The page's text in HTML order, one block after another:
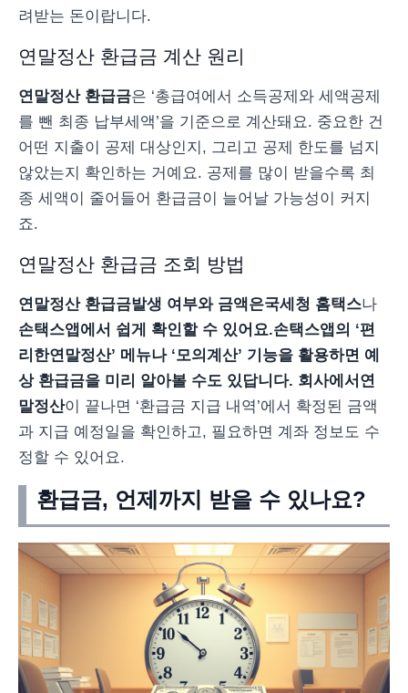
려받는 돈이랍니다.
연말정산 환급금 계산 원리
연말정산 환급금은 ‘총급여에서 소득공제와 세액공제
를 뺀 최종 납부세액’을 기준으로 계산돼요. 중요한 건
어떤 지출이 공제 대상인지, 그리고 공제 한도를 넘지
않았는지 확인하는 거예요. 공제를 많이 받을수록 최
종 세액이 줄어들어 환급금이 늘어날 가능성이 커지
죠.
연말정산 환급금 조회 방법
연말정산 환급금발생 여부와 금액은국세청 홈택스나
손택스앱에서 쉽게 확인할 수 있어요.손택스앱의 ‘편
리한연말정산’ 메뉴나 ‘모의계산’ 기능을 활용하면 예
상 환급금을 미리 알아볼 수도 있답니다. 회사에서 연
말정산이 끝나면 ‘환급금 지급 내역’에서 확정된 금액
과 지급 예정일을 확인하고, 필요하면 계좌 정보도 수
정할 수 있어요.
환급금, 언제까지 받을 수 있나요?